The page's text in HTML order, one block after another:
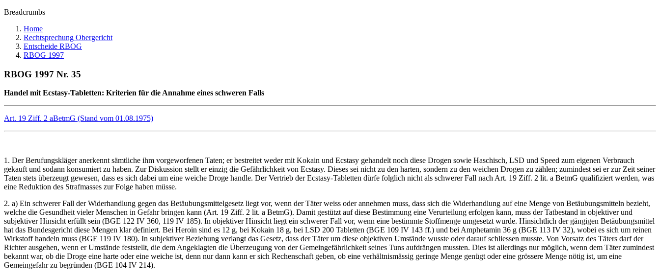
Breadcrumbs
Home
Rechtsprechung Obergericht
Entscheide RBOG
RBOG 1997
RBOG 1997 Nr. 35
Handel mit Ecstasy-Tabletten: Kriterien für die Annahme eines schweren Falls
Art. 19 Ziff. 2 aBetmG (Stand vom 01.08.1975)
1. Der Berufungskläger anerkennt sämtliche ihm vorgeworfenen Taten; er bestreitet weder mit Kokain und Ecstasy gehandelt noch diese Drogen sowie Haschisch, LSD und Speed zum eigenen Verbrauch
gekauft und sodann konsumiert zu haben. Zur Diskussion stellt er einzig die Gefährlichkeit von Ecstasy. Dieses sei nicht zu den harten, sondern zu den weichen Drogen zu zählen; zumindest sei er zur Zeit seiner
Taten stets überzeugt gewesen, dass es sich dabei um eine weiche Droge handle. Der Vertrieb der Ecstasy-Tabletten dürfe folglich nicht als schwerer Fall nach Art. 19 Ziff. 2 lit. a BetmG qualifiziert werden, was
eine Reduktion des Strafmasses zur Folge haben müsse.
2. a) Ein schwerer Fall der Widerhandlung gegen das Betäubungsmittelgesetz liegt vor, wenn der Täter weiss oder annehmen muss, dass sich die Widerhandlung auf eine Menge von Betäubungsmitteln bezieht,
welche die Gesundheit vieler Menschen in Gefahr bringen kann (Art. 19 Ziff. 2 lit. a BetmG). Damit gestützt auf diese Bestimmung eine Verurteilung erfolgen kann, muss der Tatbestand in objektiver und
subjektiver Hinsicht erfüllt sein (BGE 122 IV 360, 119 IV 185). In objektiver Hinsicht liegt ein schwerer Fall vor, wenn eine bestimmte Stoffmenge umgesetzt wurde. Hinsichtlich der gängigen Betäubungsmittel
hat das Bundesgericht diese Mengen klar definiert. Bei Heroin sind es 12 g, bei Kokain 18 g, bei LSD 200 Tabletten (BGE 109 IV 143 ff.) und bei Amphetamin 36 g (BGE 113 IV 32), wobei es sich um reinen
Wirkstoff handeln muss (BGE 119 IV 180). In subjektiver Beziehung verlangt das Gesetz, dass der Täter um diese objektiven Umstände wusste oder darauf schliessen musste. Von Vorsatz des Täters darf der
Richter ausgehen, wenn er Umstände feststellt, die dem Angeklagten die Überzeugung von der Gemeingefährlichkeit seines Tuns aufdrängen mussten. Dies ist allerdings nur möglich, wenn dem Täter zumindest
bekannt war, ob die Droge eine harte oder eine weiche ist, denn nur dann kann er sich Rechenschaft geben, ob eine verhältnismässig geringe Menge genügt oder eine grössere Menge nötig ist, um eine
Gemeingefahr zu begründen (BGE 104 IV 214).